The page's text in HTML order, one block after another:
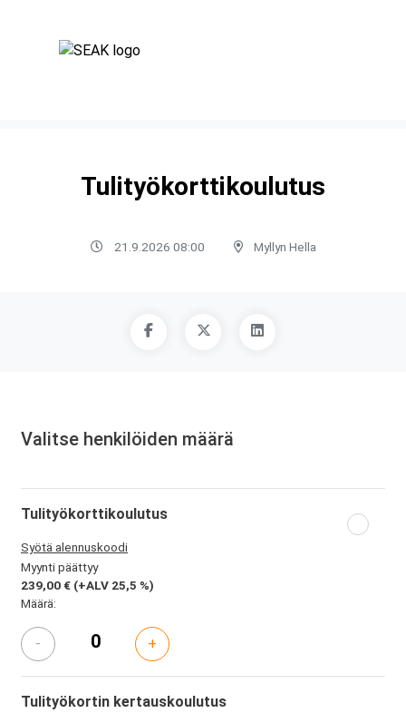
Tulityökorttikoulutus
21.9.2026 08:00 Myllyn Hella
Valitse henkilöiden määrä
Tulityökorttikoulutus
Syötä alennuskoodi
Myynti päättyy
239,00 € (+ALV 25,5 %)
Määrä:
- +
Tulityökortin kertauskoulutus